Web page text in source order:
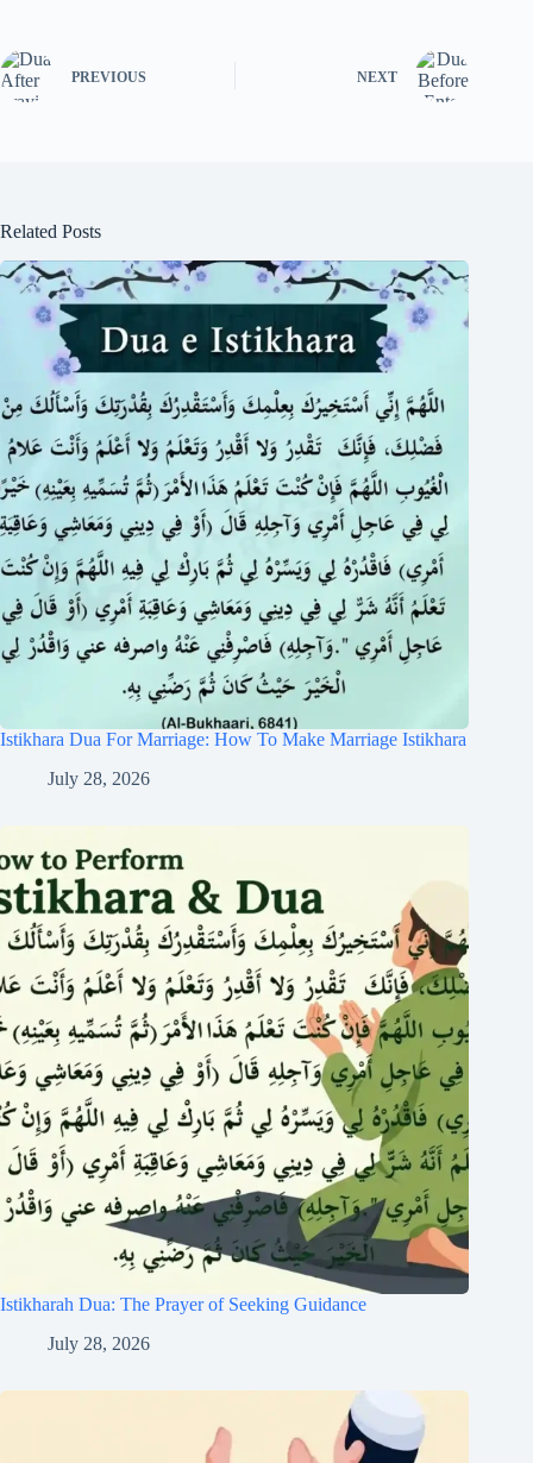
PREVIOUS NEXT
Related Posts
Istikhara Dua For Marriage: How To Make Marriage Istikhara
July 28, 2026
Istikharah Dua: The Prayer of Seeking Guidance
July 28, 2026